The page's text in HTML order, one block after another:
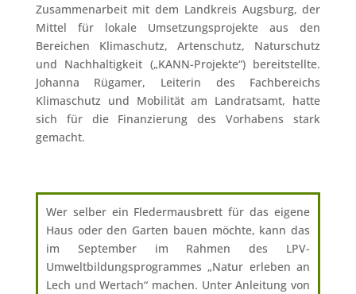
Zusammenarbeit mit dem Landkreis Augsburg, der
Mittel für lokale Umsetzungsprojekte aus den
Bereichen Klimaschutz, Artenschutz, Naturschutz
und Nachhaltigkeit („KANN-Projekte“) bereitstellte.
Johanna Rügamer, Leiterin des Fachbereichs
Klimaschutz und Mobilität am Landratsamt, hatte
sich für die Finanzierung des Vorhabens stark
gemacht.
Wer selber ein Fledermausbrett für das eigene
Haus oder den Garten bauen möchte, kann das
im September im Rahmen des LPV-
Umweltbildungsprogrammes „Natur erleben an
Lech und Wertach“ machen. Unter Anleitung von